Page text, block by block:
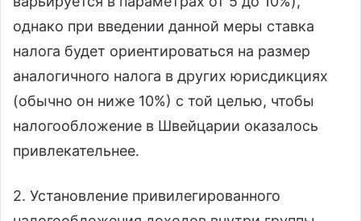
однако при введении данной меры ставка
налога будет ориентироваться на размер
аналогичного налога в других юрисдикциях
(обычно он ниже 10%) с той целью, чтобы
налогообложение в Швейцарии оказалось
привлекательнее.
2. Установление привилегированного